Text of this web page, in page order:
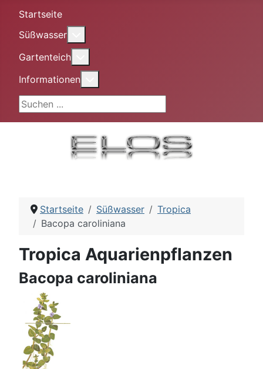
Startseite
Süßwasser
Gartenteich
Informationen
Suchen ...
Startseite Süßwasser
Tropica
Bacopa caroliniana
Tropica Aquarienpflanzen
Bacopa caroliniana